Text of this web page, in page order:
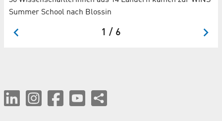
Summer School nach Blossin
1 / 6